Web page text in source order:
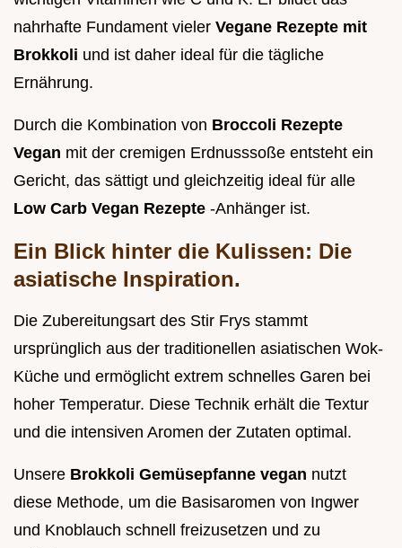
nahrhafte Fundament vieler Vegane Rezepte mit
Brokkoli und ist daher ideal für die tägliche
Ernährung.
Durch die Kombination von Broccoli Rezepte
Vegan mit der cremigen Erdnusssoße entsteht ein
Gericht, das sättigt und gleichzeitig ideal für alle
Low Carb Vegan Rezepte -Anhänger ist.
Ein Blick hinter die Kulissen: Die
asiatische Inspiration.
Die Zubereitungsart des Stir Frys stammt
ursprünglich aus der traditionellen asiatischen Wok-
Küche und ermöglicht extrem schnelles Garen bei
hoher Temperatur. Diese Technik erhält die Textur
und die intensiven Aromen der Zutaten optimal.
Unsere Brokkoli Gemüsepfanne vegan nutzt
diese Methode, um die Basisaromen von Ingwer
und Knoblauch schnell freizusetzen und zu